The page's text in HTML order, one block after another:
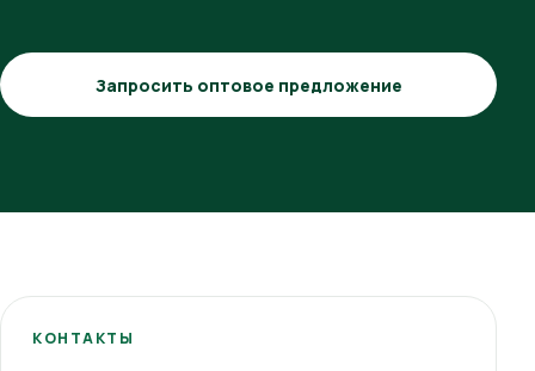
Запросить оптовое предложение
КОНТАКТЫ